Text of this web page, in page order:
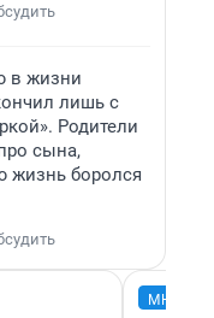
в жизни
лишь с
Родители
сына,
жизнь боролся